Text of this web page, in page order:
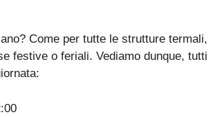
Come per tutte le strutture termali,
festive o feriali. Vediamo dunque, tutti